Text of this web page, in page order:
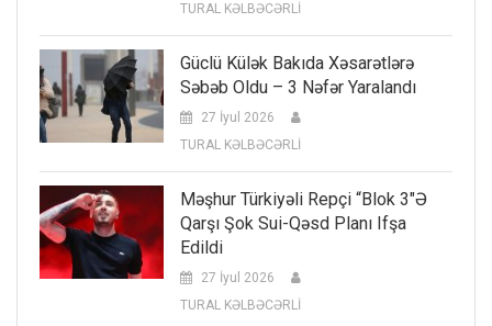
TURAL KƏLBƏCƏRLİ
Güclü Külək Bakıda Xəsarətlərə
Səbəb Oldu – 3 Nəfər Yaralandı
27 İyul 2026
TURAL KƏLBƏCƏRLİ
Məşhur Türkiyəli Repçi “Blok 3″ə
Qarşı Şok Sui-Qəsd Planı Ifşa
Edildi
27 İyul 2026
TURAL KƏLBƏCƏRLİ